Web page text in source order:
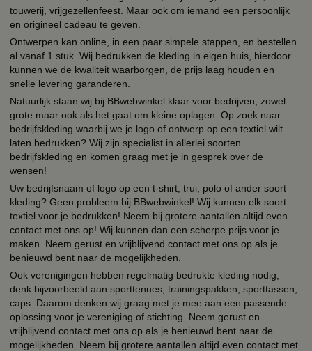
touwerij, vrijgezellenfeest. Maar ook om iemand een persoonlijk
en origineel cadeau te geven.
Ontwerpen kan online, in een paar simpele stappen, en bestellen
al vanaf 1 stuk. Wij bedrukken de kleding in eigen huis, hierdoor
kunnen we de kwaliteit waarborgen, de prijs laag houden en
snelle levering garanderen.
Natuurlijk staan wij bij BBwebwinkel klaar voor bedrijven, zowel
grote maar ook als het gaat om kleine oplagen. Op zoek naar
bedrijfskleding waarbij we je logo of ontwerp op een textiel wilt
laten bedrukken? Wij zijn specialist in allerlei soorten
bedrijfskleding en komen graag met je in gesprek over de
wensen!
Uw bedrijfsnaam of logo op een t-shirt, trui, polo of ander soort
kleding? Geen probleem bij BBwebwinkel! Wij kunnen elk soort
textiel voor je bedrukken! Neem bij grotere aantallen altijd even
contact met ons op! Wij kunnen dan een scherpe prijs voor je
maken. Neem gerust en vrijblijvend contact met ons op als je
benieuwd bent naar de mogelijkheden.
Ook verenigingen hebben regelmatig bedrukte kleding nodig,
denk bijvoorbeeld aan sporttenues, trainingspakken, sporttassen,
caps. Daarom denken wij graag met je mee aan een passende
oplossing voor je vereniging of stichting. Neem gerust en
vrijblijvend contact met ons op als je benieuwd bent naar de
mogelijkheden. Neem bij grotere aantallen altijd even contact met